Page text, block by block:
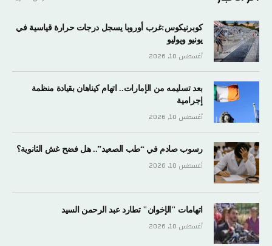
كوبرنيكوس:غرب أوروبا يسجل درجات حرارة قياسية في
يونيو ويوليو
أغسطس 10, 2026
بعد تسليمه من الإمارات.. اتهام كيناهان بقيادة منظمة
إجرامية
أغسطس 10, 2026
رسوب صادم في “طب الصعيد”.. هل فضح غش الثانوية؟
أغسطس 10, 2026
اتهامات "الإخوان" تطارد عبد الرحمن السيد
أغسطس 10, 2026